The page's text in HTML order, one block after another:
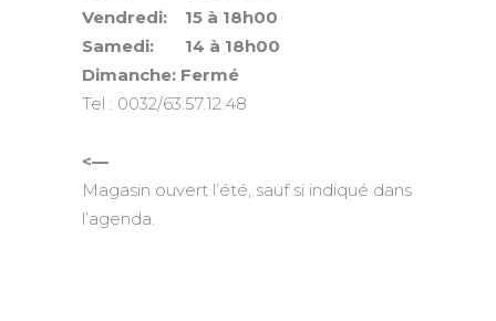
Vendredi: 15 à 18h00
Samedi: 14 à 18h00
Dimanche: Fermé
Tel : 0032/63.57.12.48
<—
Magasin ouvert l’été, sauf si indiqué dans
l’agenda.